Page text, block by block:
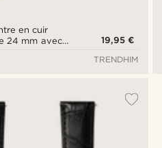
en cuir
24 mm avec
19,95 €
TRENDHIM